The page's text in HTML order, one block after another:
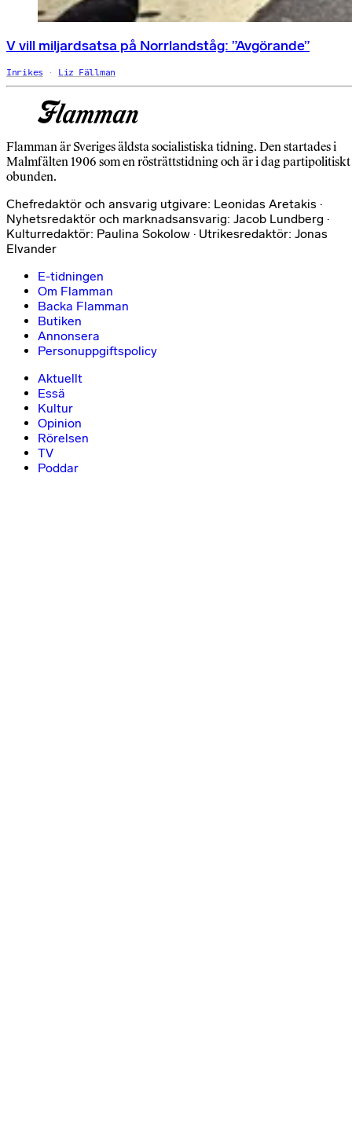
V vill miljardsatsa på Norrlandståg: ”Avgörande”
Inrikes Liz Fällman
Flamman är Sveriges äldsta socialistiska tidning. Den startades i
Malmfälten 1906 som en rösträttstidning och är i dag partipolitiskt
obunden.
Chefredaktör och ansvarig utgivare: Leonidas Aretakis ·
Nyhetsredaktör och marknadsansvarig: Jacob Lundberg ·
Kulturredaktör: Paulina Sokolow · Utrikesredaktör: Jonas
Elvander
E-tidningen
Om Flamman
Backa Flamman
Butiken
Annonsera
Personuppgiftspolicy
Aktuellt
Essä
Kultur
Opinion
Rörelsen
TV
Poddar